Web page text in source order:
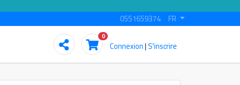
0551659374 FR
0
Connexion|S'inscrire